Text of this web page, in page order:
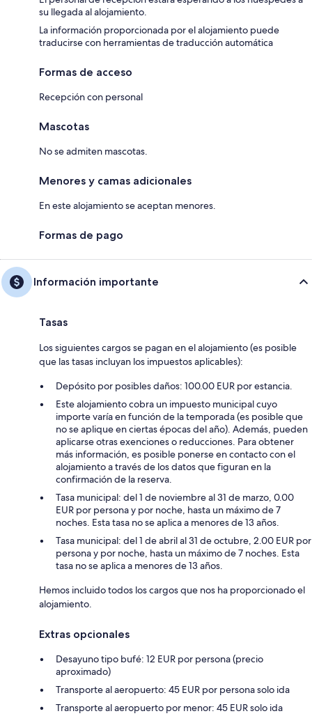
su llegada al alojamiento.
La información proporcionada por el alojamiento puede
traducirse con herramientas de traducción automática
Formas de acceso
Recepción con personal
Mascotas
No se admiten mascotas.
Menores y camas adicionales
En este alojamiento se aceptan menores.
Formas de pago
Información importante
Tasas
Los siguientes cargos se pagan en el alojamiento (es posible
que las tasas incluyan los impuestos aplicables):
Depósito por posibles daños: 100.00 EUR por estancia.
Este alojamiento cobra un impuesto municipal cuyo
importe varía en función de la temporada (es posible que
no se aplique en ciertas épocas del año). Además, pueden
aplicarse otras exenciones o reducciones. Para obtener
más información, es posible ponerse en contacto con el
alojamiento a través de los datos que figuran en la
confirmación de la reserva.
Tasa municipal: del 1 de noviembre al 31 de marzo, 0.00
EUR por persona y por noche, hasta un máximo de 7
noches. Esta tasa no se aplica a menores de 13 años.
Tasa municipal: del 1 de abril al 31 de octubre, 2.00 EUR por
persona y por noche, hasta un máximo de 7 noches. Esta
tasa no se aplica a menores de 13 años.
Hemos incluido todos los cargos que nos ha proporcionado el
alojamiento.
Extras opcionales
Desayuno tipo bufé: 12 EUR por persona (precio
aproximado)
Transporte al aeropuerto: 45 EUR por persona solo ida
Transporte al aeropuerto por menor: 45 EUR solo ida